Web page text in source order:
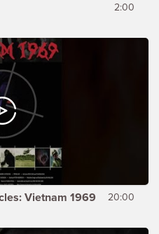
2:00
Vietnam 1969 20:00